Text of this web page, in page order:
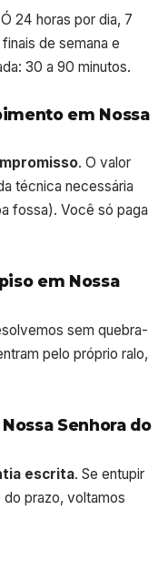
24 horas por dia, 7
de semana e
30 a 90 minutos.
em Nossa
. O valor
técnica necessária
fossa). Você só paga
em Nossa
sem quebra-
pelo próprio ralo,
Senhora do
escrita. Se entupir
prazo, voltamos